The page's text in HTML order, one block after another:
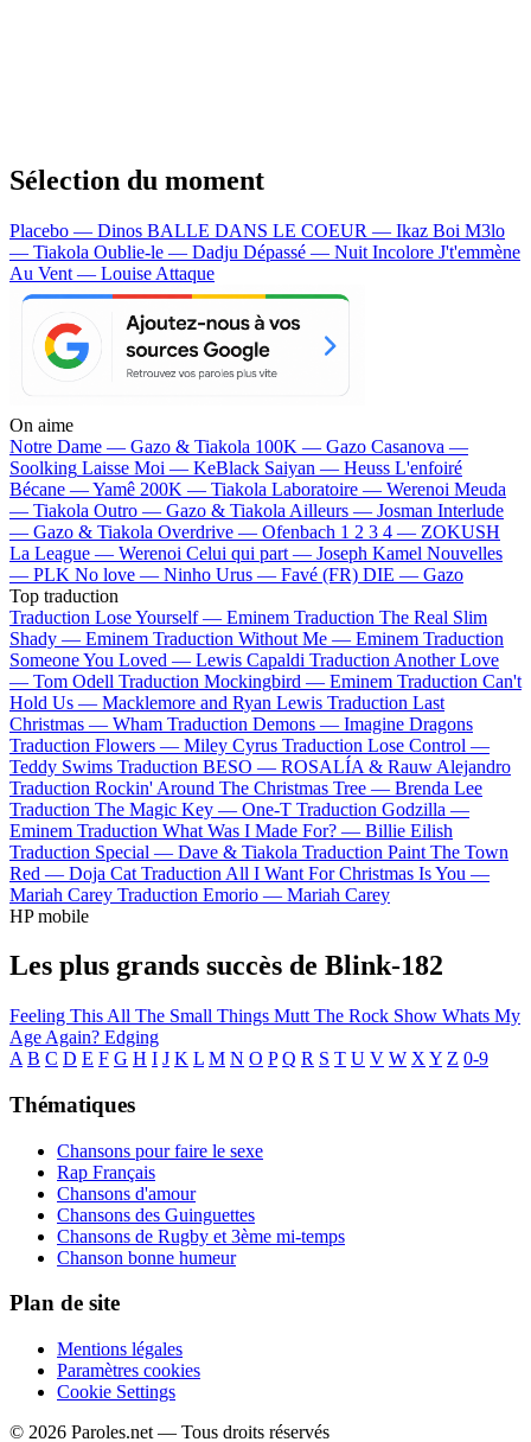
Sélection du moment
Placebo — Dinos BALLE DANS LE COEUR — Ikaz Boi M3lo
— Tiakola Oublie-le — Dadju Dépassé — Nuit Incolore J't'emmène
Au Vent — Louise Attaque
On aime
Notre Dame — Gazo & Tiakola 100K — Gazo Casanova —
Soolking Laisse Moi — KeBlack Saiyan — Heuss L'enfoiré
Bécane —Yamê 200K — Tiakola Laboratoire — Werenoi Meuda
— Tiakola Outro — Gazo & Tiakola Ailleurs — Josman Interlude
— Gazo & Tiakola Overdrive — Ofenbach 1 2 3 4 — ZOKUSH
La League — Werenoi Celui qui part — Joseph Kamel Nouvelles
— PLK No love — Ninho Urus — Favé (FR) DIE — Gazo
Top traduction
Traduction Lose Yourself — Eminem Traduction The Real Slim
Shady — Eminem Traduction Without Me — Eminem Traduction
Someone You Loved — Lewis Capaldi Traduction Another Love
— Tom Odell Traduction Mockingbird — Eminem Traduction Can't
Hold Us — Macklemore and Ryan Lewis Traduction Last
Christmas — Wham Traduction Demons — Imagine Dragons
Traduction Flowers — Miley Cyrus Traduction Lose Control —
Teddy Swims Traduction BESO — ROSALÍA & Rauw Alejandro
Traduction Rockin' Around The Christmas Tree — Brenda Lee
Traduction The Magic Key — One-T Traduction Godzilla —
Eminem Traduction What Was I Made For? — Billie Eilish
Traduction Special — Dave & Tiakola Traduction Paint The Town
Red — Doja Cat Traduction All I Want For Christmas Is You —
Mariah Carey Traduction Emorio — Mariah Carey
HP mobile
Les plus grands succès de Blink-182
Feeling This All The Small Things Mutt The Rock Show Whats My
Age Again? Edging
A B C D E F G H I J K L M N O P Q R S T U V W X Y Z 0-9
Thématiques
Chansons pour faire le sexe
Rap Français
Chansons d'amour
Chansons des Guinguettes
Chansons de Rugby et 3ème mi-temps
Chanson bonne humeur
Plan de site
Mentions légales
Paramètres cookies
Cookie Settings
© 2026 Paroles.net — Tous droits réservés